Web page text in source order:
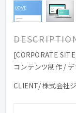
[CORPORATE
コンテンツ制作 /
CLIENT/ 株式会社